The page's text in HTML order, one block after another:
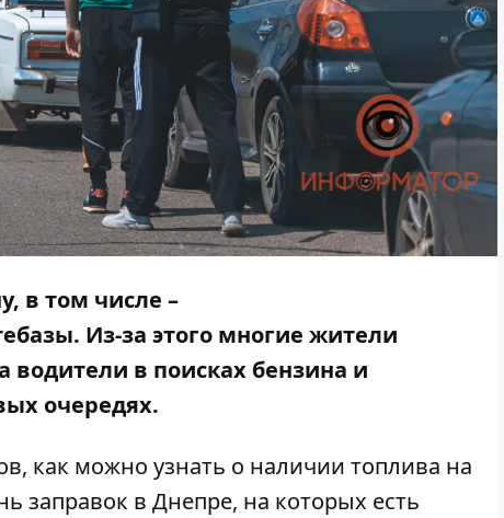
в том числе –
Из-за этого многие жители
водители в поисках бензина и
очередях.
, как можно узнать о наличии топлива на
заправок в Днепре, на которых есть